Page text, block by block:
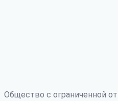
Общество с ограниченной